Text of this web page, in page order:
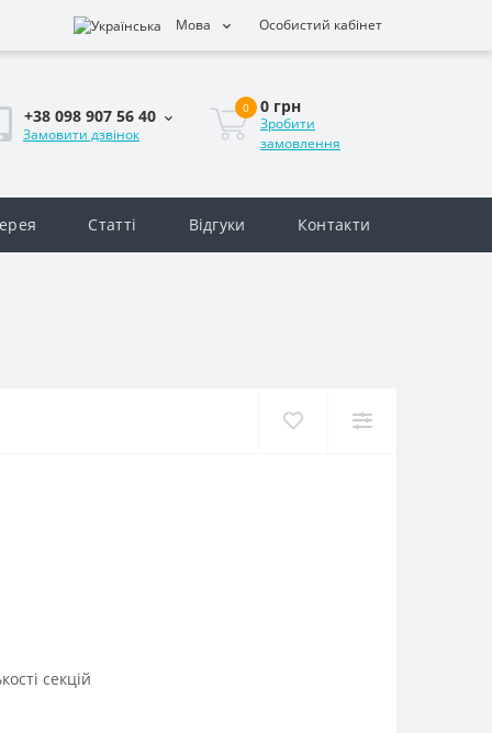
Мова Особистий кабінет
+38 098 907 56 40
Замовити дзвінок
0 0 грн
Зробити
замовлення
Статті Відгуки Контакти
секцій